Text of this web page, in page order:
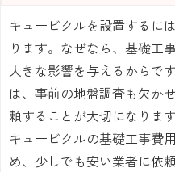
キュービクルを設置するに
ります。なぜなら、基礎工
大きな影響を与えるからで
は、事前の地盤調査も欠か
頼することが大切になります
キュービクルの基礎工事費
め、少しでも安い業者に依